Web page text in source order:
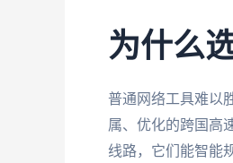
为什么
普通网络工具难以
属、优化的跨国高
线路，它们能智能